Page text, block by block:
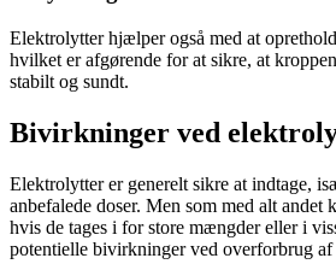
Elektrolytter hjælper også med at
hvilket er afgørende for at sikre, at
stabilt og sundt.
Bivirkninger ved
Elektrolytter er generelt sikre at indtage,
anbefalede doser. Men som med alt andet
hvis de tages i for store mængder eller i
potentielle bivirkninger ved overforbrug